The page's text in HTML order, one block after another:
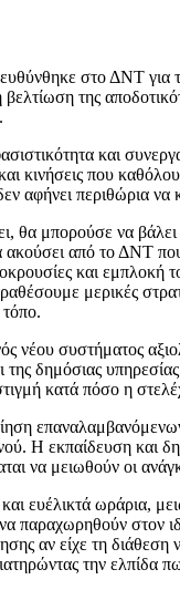
στο ΔΝΤ για
βελτίωση της
και
κινήσεις που
αφήνει περιθώρια
θα μπορούσε να
ακούσει από το
και εμπλοκή
μερικές
νέου συστήματος
δημόσιας
στιγμή κατά πόσο η
Η εκπαίδευση και
να μειωθούν οι
ευέλικτά ωράρια,
παραχωρηθούν στον
αν είχε τη
την ελπίδα